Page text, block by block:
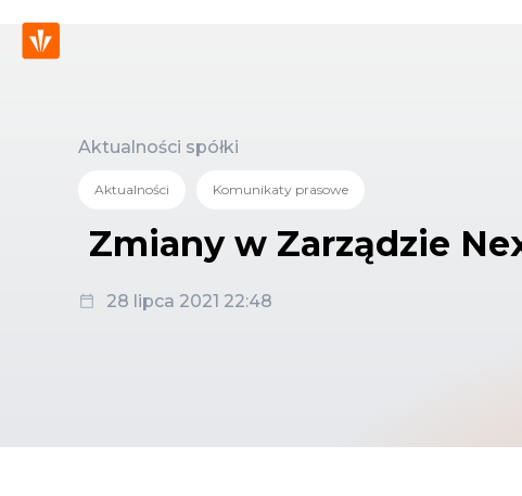
Aktualności spółki
Aktualności Komunikaty prasowe
Zmiany w Zarządzie
28 lipca 2021 22:48